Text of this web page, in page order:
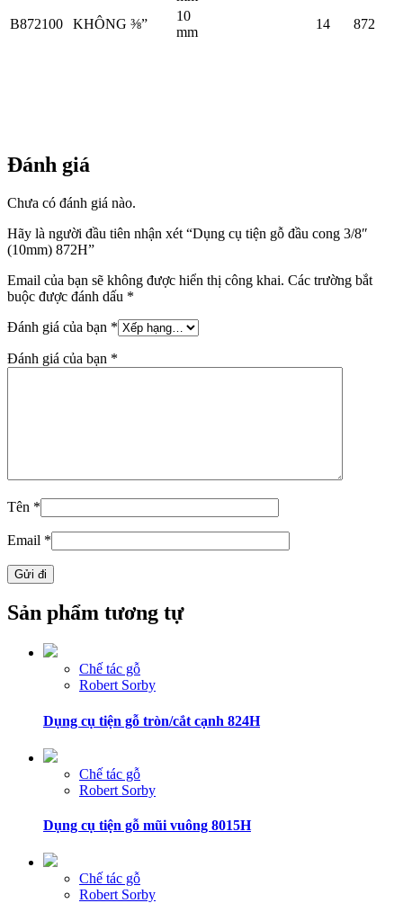
B872100 KHÔNG ⅜”
10
mm
14 872
Đánh giá
Chưa có đánh giá nào.
Hãy là người đầu tiên nhận xét “Dụng cụ tiện gỗ đầu cong 3/8″
(10mm) 872H”
Email của bạn sẽ không được hiển thị công khai. Các trường bắt
buộc được đánh dấu *
Đánh giá của bạn *
Đánh giá của bạn *
Tên *
Email *
Sản phẩm tương tự
Chế tác gỗ
Robert Sorby
Dụng cụ tiện gỗ tròn/cắt cạnh 824H
Chế tác gỗ
Robert Sorby
Dụng cụ tiện gỗ mũi vuông 8015H
Chế tác gỗ
Robert Sorby